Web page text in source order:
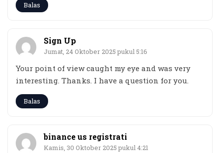
Balas
Sign Up
Jumat, 24 Oktober 2025 pukul 5:16
Your point of view caught my eye and was very
interesting. Thanks. I have a question for you.
Balas
binance us registrati
Kamis, 30 Oktober 2025 pukul 4:21